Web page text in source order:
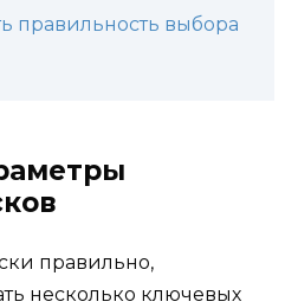
правильность выбора
правильно,
несколько ключевых